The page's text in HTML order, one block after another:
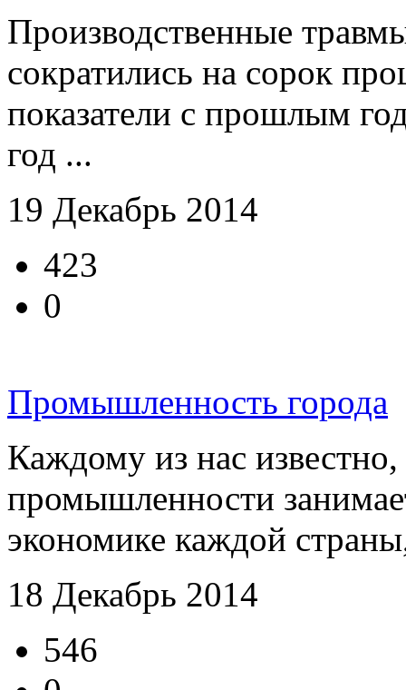
Производственные
сократились на сорок
показатели с прошлым
год ...
19 Декабрь 2014
423
0
Промышленность города
Каждому из нас
промышленности
экономике каждой
18 Декабрь 2014
546